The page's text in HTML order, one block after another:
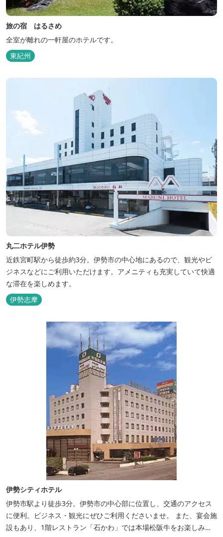
旅の宿 はるさめ
全室が離れの一軒屋のホテルです。
東紀州
丸二ホテル伊勢
近鉄宮町駅から徒歩約3分。伊勢市の中心地にあるので、観光やビ
ジネスなどにご利用いただけます。アメニティも充実していて快適
な滞在を楽しめます。
伊勢志摩
伊勢シティホテル
伊勢市駅より徒歩3分。伊勢市の中心部に位置し、交通のアクセス
に便利。ビジネス・観光にぜひご利用くださいませ。 また、宴会施
設もあり、1階レストラン「石かわ」では本場松阪牛をお楽しみい